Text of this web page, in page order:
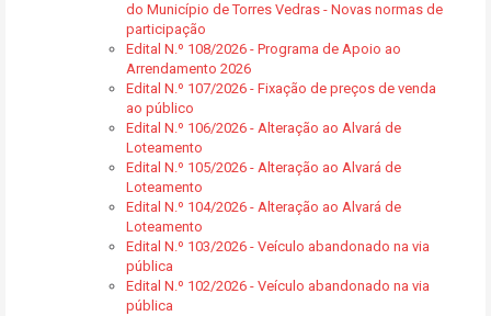
do Município de Torres Vedras - Novas normas de
participação
Edital N.º 108/2026 - Programa de Apoio ao
Arrendamento 2026
Edital N.º 107/2026 - Fixação de preços de venda
ao público
Edital N.º 106/2026 - Alteração ao Alvará de
Loteamento
Edital N.º 105/2026 - Alteração ao Alvará de
Loteamento
Edital N.º 104/2026 - Alteração ao Alvará de
Loteamento
Edital N.º 103/2026 - Veículo abandonado na via
pública
Edital N.º 102/2026 - Veículo abandonado na via
pública